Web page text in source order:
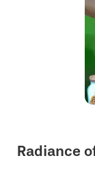
Radiance